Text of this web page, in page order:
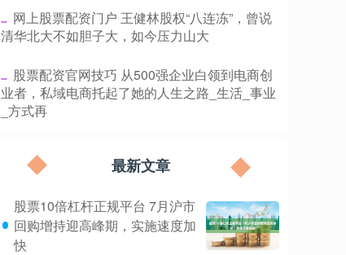
​网上股票配资门户 王健林股权“八连冻”，曾说
清华北大不如胆子大，如今压力山大
​股票配资官网技巧 从500强企业白领到电商创
业者，私域电商托起了她的人生之路_生活_事业
_方式再
最新文章
股票10倍杠杆正规平台 7月沪市
回购增持迎高峰期，实施速度加
快